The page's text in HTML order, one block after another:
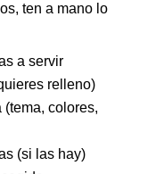
ten a mano lo
a servir
relleno)
colores,
(si las hay)